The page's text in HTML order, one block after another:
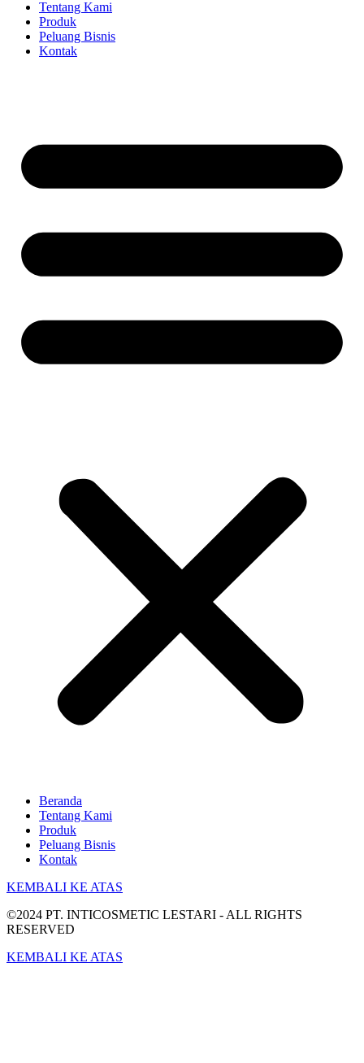
Tentang Kami
Produk
Peluang Bisnis
Kontak
Beranda
Tentang Kami
Produk
Peluang Bisnis
Kontak
KEMBALI KE ATAS
©2024 PT. INTICOSMETIC LESTARI - ALL RIGHTS
RESERVED
KEMBALI KE ATAS